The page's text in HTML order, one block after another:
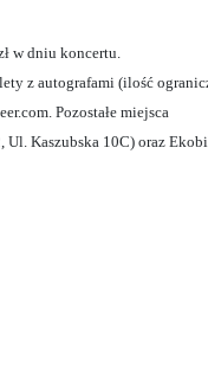
w dniu koncertu.
z autografami (ilość
Pozostałe miejsca
Ul. Kaszubska 10C) oraz